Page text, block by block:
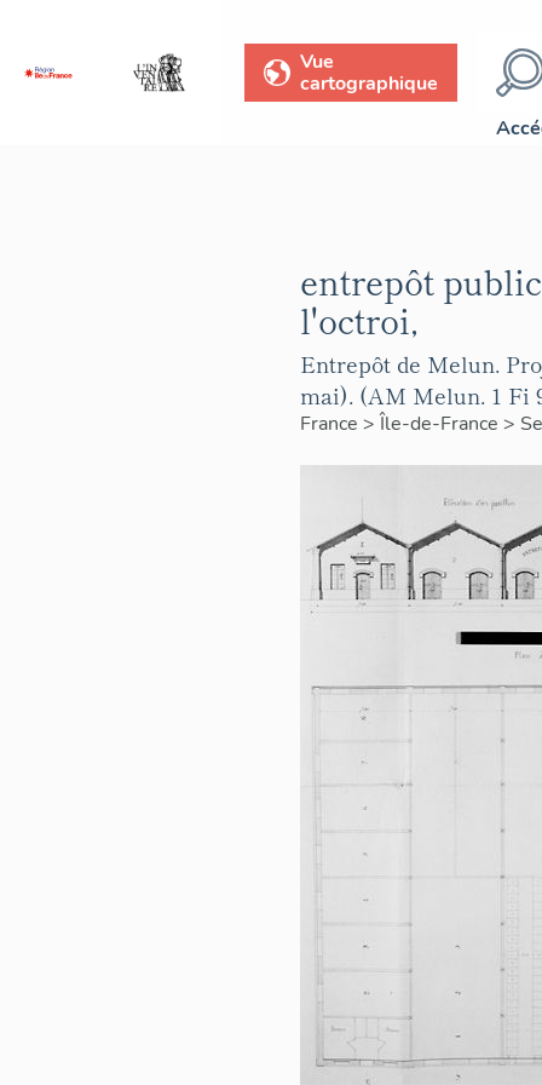
Vue
cartographique
entrepôt
l'octroi,
Entrepôt de Melun.
mai). (AM Melun. 1 Fi
France >Île-de-France >